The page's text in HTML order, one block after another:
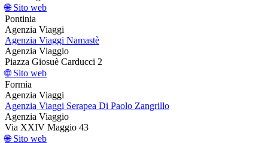
🌐 Sito web
Pontinia
Agenzia Viaggi
Agenzia Viaggi Namastè
Agenzia Viaggio
Piazza Giosuè Carducci 2
🌐 Sito web
Formia
Agenzia Viaggi
Agenzia Viaggi Serapea Di Paolo Zangrillo
Agenzia Viaggio
Via XXIV Maggio 43
🌐 Sito web